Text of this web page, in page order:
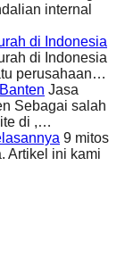
internal
di Indonesia
di Indonesia
perusahaan…
Jasa
Sebagai salah
di ,…
9 mitos
Artikel ini kami